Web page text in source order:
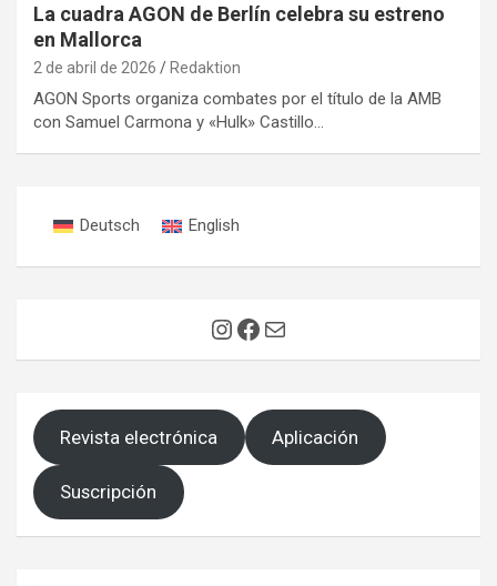
La cuadra AGON de Berlín celebra su estreno
en Mallorca
2 de abril de 2026 Redaktion
AGON Sports organiza combates por el título de la AMB
con Samuel Carmona y «Hulk» Castillo…
Deutsch English
Instagram
Facebook
Correo electrónico
Revista electrónica Aplicación
Suscripción